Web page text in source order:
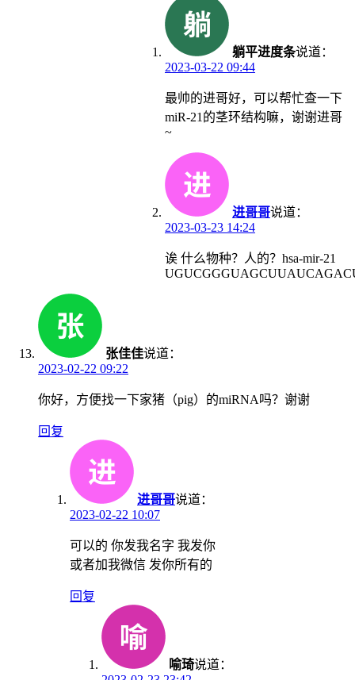
躺平进度条说道：
2023-03-22 09:44
最帅的进哥好，可以帮忙查一下
miR-21的茎环结构嘛，谢谢进哥
~
进哥哥说道：
2023-03-23 14:24
诶 什么物种？人的？hsa-mir-21
张佳佳说道：
2023-02-22 09:22
你好，方便找一下家猪（pig）的miRNA吗？谢谢
回复
进哥哥说道：
2023-02-22 10:07
可以的 你发我名字 我发你
或者加我微信 发你所有的
回复
喻琦说道：